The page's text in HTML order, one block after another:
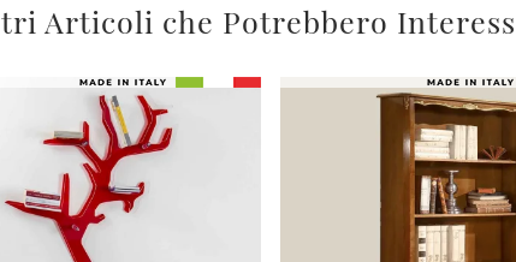
Articoli che Potrebbero